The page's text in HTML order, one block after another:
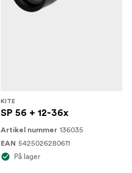
KITE
SP 56 + 12-36x
Artikel nummer 136035
EAN 5425026280611
På lager